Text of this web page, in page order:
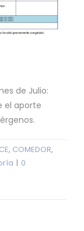
de Julio:
el aporte
, COMEDOR,
| 0